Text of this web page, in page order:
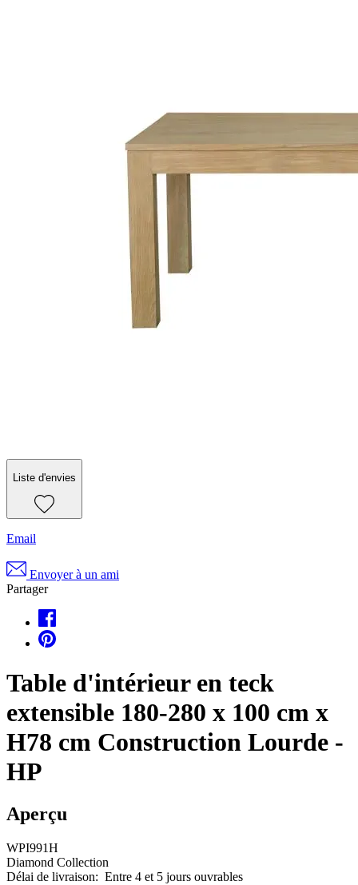
Liste d'envies
Email
Envoyer à un ami
Partager
Table d'intérieur en teck
extensible 180-280 x 100 cm x
H78 cm Construction Lourde -
HP
Aperçu
WPI991H
Diamond Collection
Délai de livraison: Entre 4 et 5 jours ouvrables